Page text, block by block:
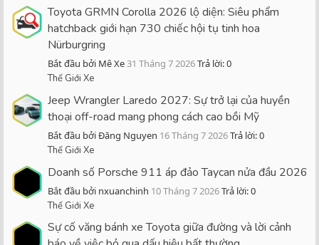
Toyota GRMN Corolla 2026 lộ diện: Siêu phẩm
hatchback giới hạn 730 chiếc hội tụ tinh hoa
Nürburgring
Bắt đầu bởi Mê Xe31 Tháng 7 2026Trả lời: 0
Thế Giới Xe
Jeep Wrangler Laredo 2027: Sự trở lại của huyền
thoại off-road mang phong cách cao bồi Mỹ
Bắt đầu bởi Đăng Nguyen 16 Tháng 7 2026Trả lời: 0
Thế Giới Xe
Doanh số Porsche 911 áp đảo Taycan nửa đầu 2026
Bắt đầu bởi nxuanchinh 10 Tháng 7 2026Trả lời: 0
Thế Giới Xe
Sự cố văng bánh xe Toyota giữa đường và lời cảnh